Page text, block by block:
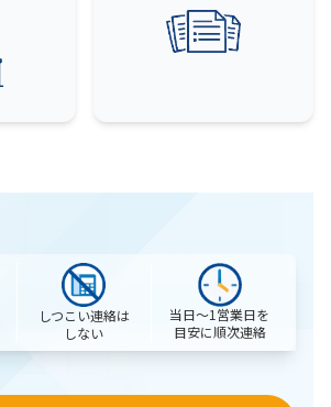
しつこい連絡は
しない
当日〜1営業日を
目安に順次連絡